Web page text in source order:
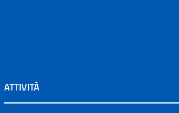
ATTIVITÀ